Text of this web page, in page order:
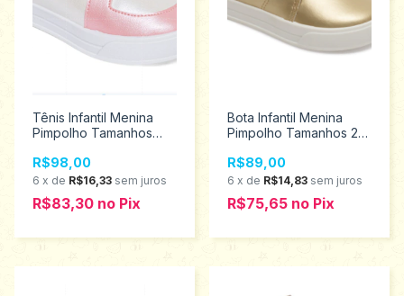
Tênis Infantil Menina
Pimpolho Tamanhos
R$98,00
6 x de R$16,33 sem juros
R$83,30 no Pix
Bota Infantil Menina
Pimpolho Tamanhos 22
R$89,00
6 x de R$14,83 sem juros
R$75,65 no Pix